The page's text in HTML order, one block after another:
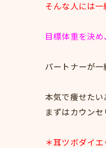
そんな人には一
目標体重を決
パートナーが一
本気で痩せたい
まずはカウンセ
＊耳ツボダイ